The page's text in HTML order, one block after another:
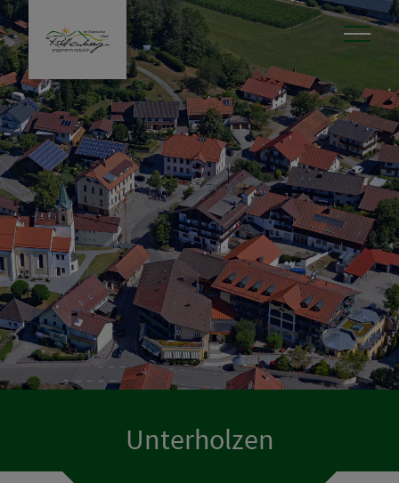
Unser Ort
Zahlen & Fakten
öffentliche Einrichtungen
Nahversorgung
Unterholzen